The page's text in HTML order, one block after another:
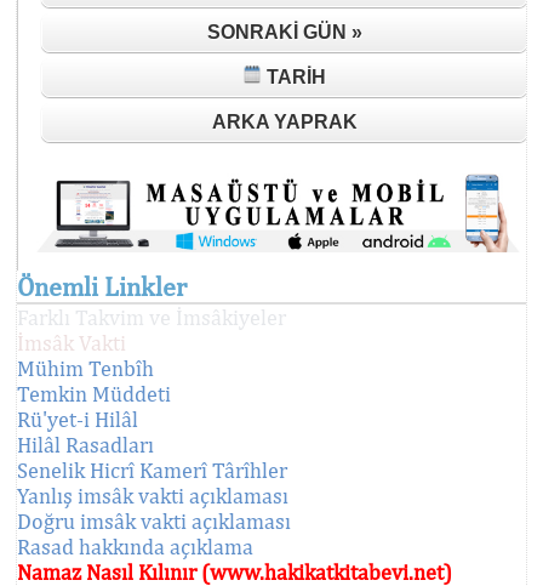
SONRAKI GÜN »
TARIH
ARKA YAPRAK
Önemli Linkler
Farklı Takvim ve İmsâkiyeler
İmsâk Vakti
Mühim Tenbîh
Temkin Müddeti
Rü'yet-i Hilâl
Hilâl Rasadları
Senelik Hicrî Kamerî Târîhler
Yanlış imsâk vakti açıklaması
Doğru imsâk vakti açıklaması
Rasad hakkında açıklama
Namaz Nasıl Kılınır (www.hakikatkitabevi.net)